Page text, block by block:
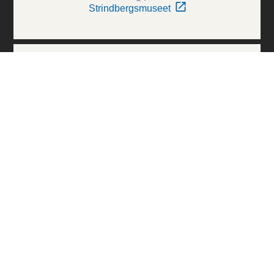
Strindbergsmuseet